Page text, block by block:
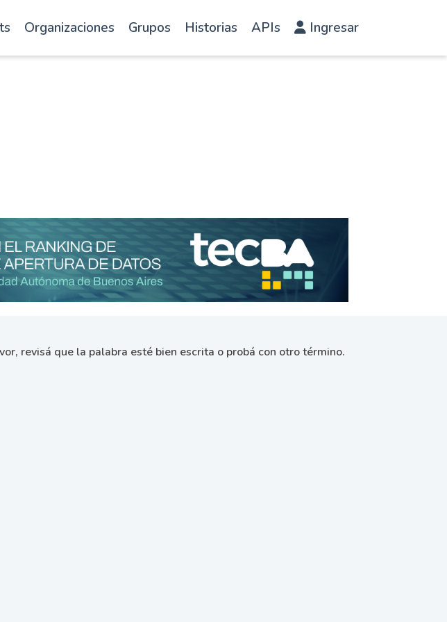
Organizaciones Grupos Historias APIs Ingresar
revisá que la palabra esté bien escrita o probá con otro término.